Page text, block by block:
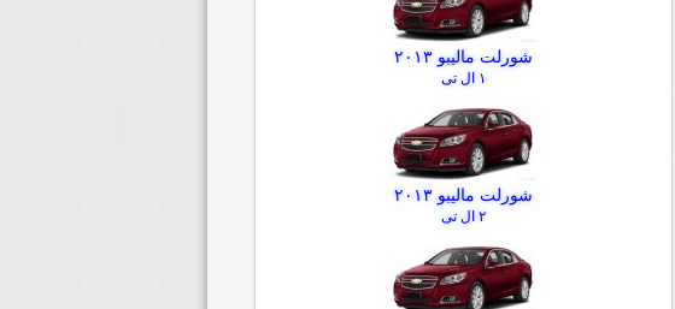
شورلت مالیبو ۲۰۱۳
۱ ال تی
شورلت مالیبو ۲۰۱۳
۲ ال تی